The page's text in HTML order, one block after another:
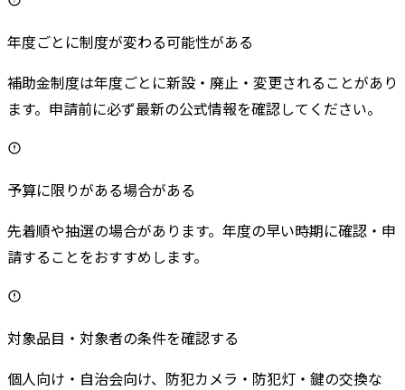
年度ごとに制度が変わる可能性がある
補助金制度は年度ごとに新設・廃止・変更されることがあり
ます。申請前に必ず最新の公式情報を確認してください。
予算に限りがある場合がある
先着順や抽選の場合があります。年度の早い時期に確認・申
請することをおすすめします。
対象品目・対象者の条件を確認する
個人向け・自治会向け、防犯カメラ・防犯灯・鍵の交換な